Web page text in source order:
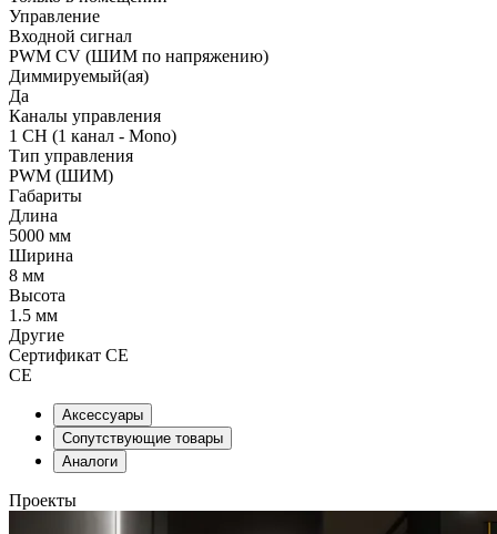
Управление
Входной сигнал
PWM СV (ШИМ по напряжению)
Диммируемый(ая)
Да
Каналы управления
1 CH (1 канал - Mono)
Тип управления
PWM (ШИМ)
Габариты
Длина
5000 мм
Ширина
8 мм
Высота
1.5 мм
Другие
Сертификат CE
CE
Аксессуары
Сопутствующие товары
Аналоги
Проекты